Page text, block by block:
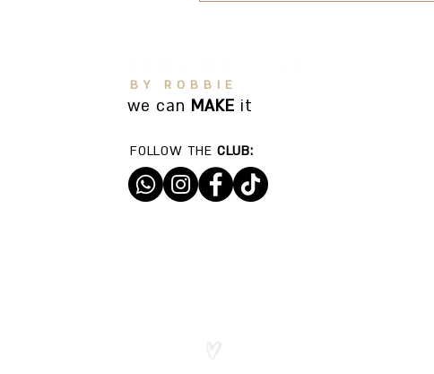
BY ROBBIE
we can MAKE it
FOLLOW THE CLUB: